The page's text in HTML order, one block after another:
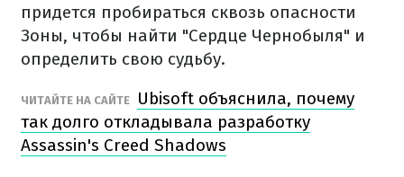
придется пробираться сквозь опасности
Зоны, чтобы найти "Сердце Чернобыля" и
определить свою судьбу.
ЧИТАЙТЕ НА САЙТЕ
Ubisoft объяснила, почему
так долго откладывала разработку
Assassin's Creed Shadows